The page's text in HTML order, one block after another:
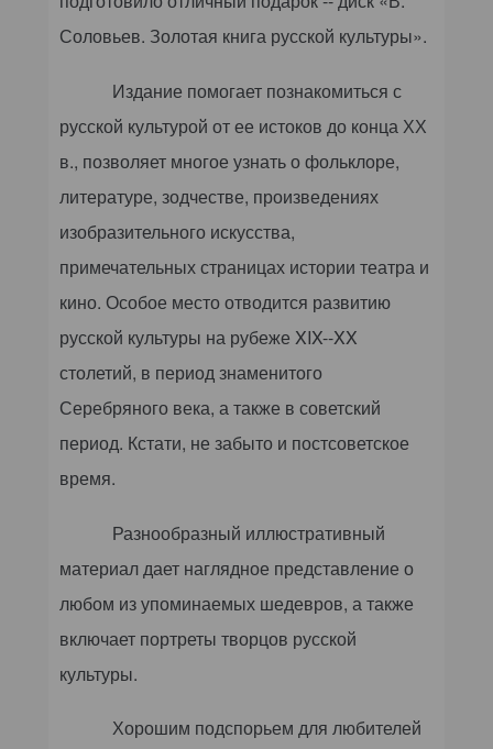
Соловьев. Золотая книга русской культуры».
Издание помогает познакомиться с
русской культурой от ее истоков до конца ХХ
в., позволяет многое узнать о фольклоре,
литературе, зодчестве, произведениях
изобразительного искусства,
примечательных страницах истории театра и
кино. Особое место отводится развитию
русской культуры на рубеже XIX--XX
столетий, в период знаменитого
Серебряного века, а также в советский
период. Кстати, не забыто и постсоветское
время.
Разнообразный иллюстративный
материал дает наглядное представление о
любом из упоминаемых шедевров, а также
включает портреты творцов русской
культуры.
Хорошим подспорьем для любителей